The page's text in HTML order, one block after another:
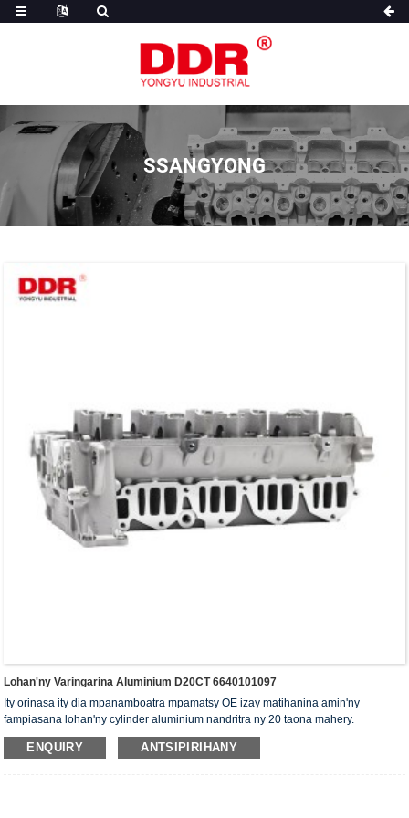
SSANGYONG
Lohan'ny Varingarina Aluminium D20CT 6640101097
Ity orinasa ity dia mpanamboatra mpamatsy OE izay matihanina amin'ny
fampiasana lohan'ny cylinder aluminium nandritra ny 20 taona mahery.
Mifantoka amin'ny kalitao sy ny serivisy. Nahazo ny mari-pankasitrahana
ISO16949 ny lohan'ny cylinder, "ny lohan'ny cylinder misy tombo-kase avo lenta",
ENQUIRY ANTSIPIRIHANY